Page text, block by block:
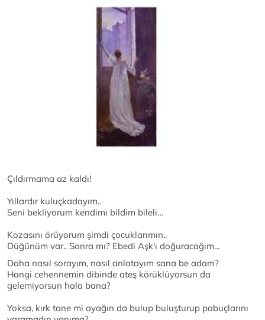
Çıldırmama az kaldı!
Yıllardır kuluçkadayım..
Seni bekliyorum kendimi bildim bileli…
Kozasını örüyorum şimdi çocuklarımın..
Düğünüm var.. Sonra mı? Ebedi Aşk'ı doğuracağım...
Daha nasıl sorayım, nasıl anlatayım sana be adam?
Hangi cehennemin dibinde ateş körüklüyorsun da
gelemiyorsun hala bana?
Yoksa, kırk tane mi ayağın da bulup buluşturup pabuçlarını